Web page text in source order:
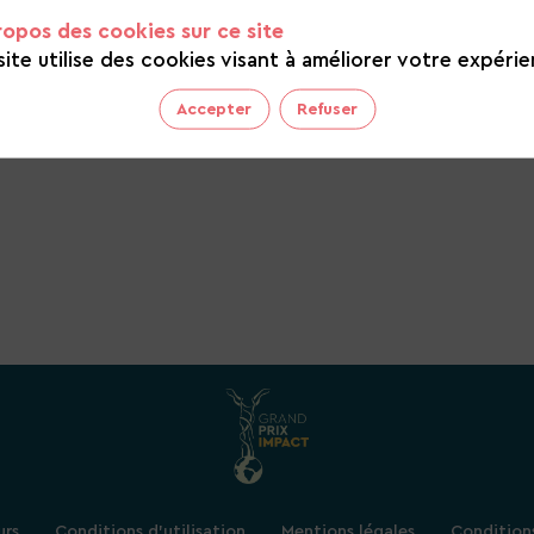
des conseils en stratégie biodiversité et des
de la qualité de l’environnement et de la
des cookies sur ce site
utilise des cookies visant à améliorer votre
Accepter Refuser